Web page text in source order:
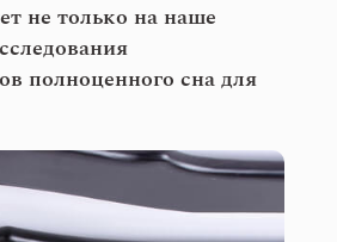
не только на наше
полноценного сна для